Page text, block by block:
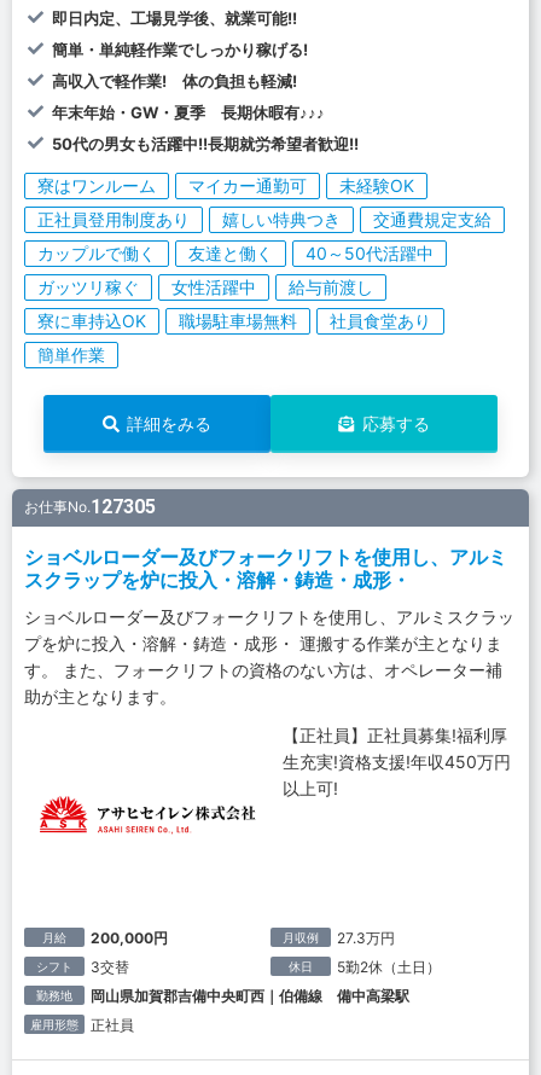
即日内定、工場見学後、就業可能!!
簡単・単純軽作業でしっかり稼げる!
高収入で軽作業! 体の負担も軽減!
年末年始・GW・夏季 長期休暇有♪♪♪
50代の男女も活躍中!!長期就労希望者歓迎!!
寮はワンルーム マイカー通勤可
未経験OK
正社員登用制度あり
嬉しい特典つき
交通費規定支給
カップルで働く
友達と働く
40～50代活躍中
ガッツリ稼ぐ
女性活躍中
給与前渡し
寮に車持込OK
職場駐車場無料
社員食堂あり
簡単作業
詳細をみる 応募する
お仕事No.127305
ショベルローダー及びフォークリフトを使用し、アルミ
スクラップを炉に投入・溶解・鋳造・成形・
ショベルローダー及びフォークリフトを使用し、アルミスクラッ
プを炉に投入・溶解・鋳造・成形・ 運搬する作業が主となりま
す。 また、フォークリフトの資格のない方は、オペレーター補
助が主となります。
【正社員】正社員募集!福利厚
生充実!資格支援!年収450万円
以上可!
月給 200,000円 月収例 27.3万円
シフト 3交替 休日 5勤2休（土日）
勤務地 岡山県加賀郡吉備中央町西｜伯備線 備中高梁駅
雇用形態 正社員